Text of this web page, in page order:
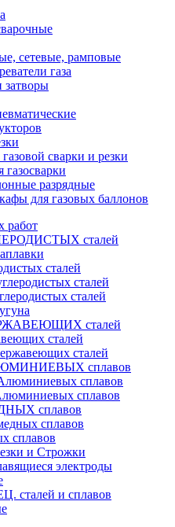
сетевые, рамповые
газа
затворы
сварки и резки
разрядные
для газовых баллонов
работ
сталей
сталей
сталей
сталей
сталей
сталей
сталей
сплавов
сплавов
сплавов
сплавов
сплавов
сплавов
и Строжки
электроды
сталей и сплавов